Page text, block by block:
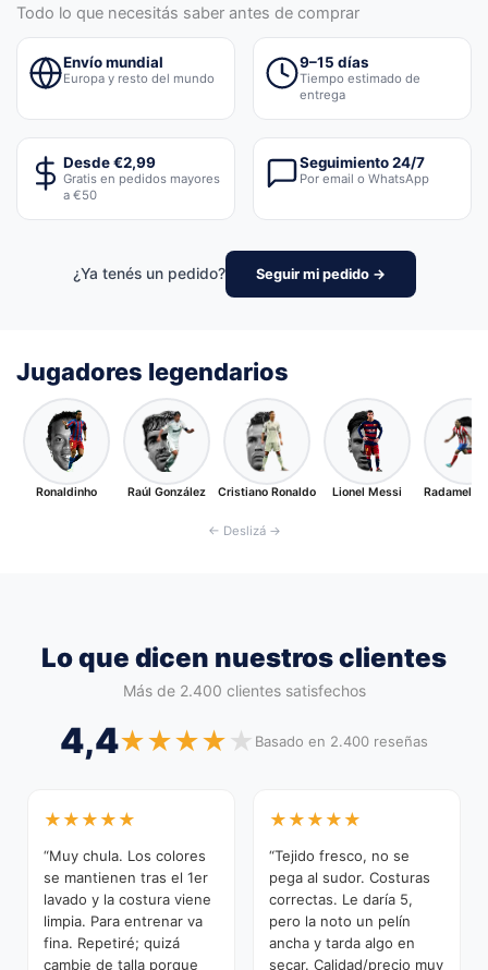
Todo lo que necesitás saber antes de comprar
Envío mundial
Europa y resto del mundo
9–15 días
Tiempo estimado de
entrega
Desde €2,99
Gratis en pedidos mayores
a €50
Seguimiento 24/7
Por email o WhatsApp
¿Ya tenés un pedido? Seguir mi pedido →
Jugadores legendarios
Ronaldinho Raúl González Cristiano Ronaldo Lionel Messi Radamel
← Deslizá →
Lo que dicen nuestros clientes
Más de 2.400 clientes satisfechos
4,4★★★★★ Basado en 2.400 reseñas
★ ★ ★ ★ ★
“Muy chula. Los colores
se mantienen tras el 1er
lavado y la costura viene
limpia. Para entrenar va
fina. Repetiré; quizá
cambie de talla porque
★ ★ ★ ★ ★
“Tejido fresco, no se
pega al sudor. Costuras
correctas. Le daría 5,
pero la noto un pelín
ancha y tarda algo en
secar. Calidad/precio muy